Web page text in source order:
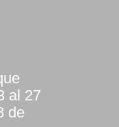
al 27
de